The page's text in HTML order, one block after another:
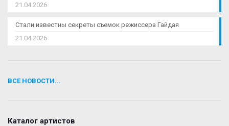
21.04.2026
Стали известны секреты съемок режиссера Гайдая
21.04.2026
ВСЕ НОВОСТИ...
Каталог артистов